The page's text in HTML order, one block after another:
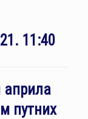
11:40
априла
путних